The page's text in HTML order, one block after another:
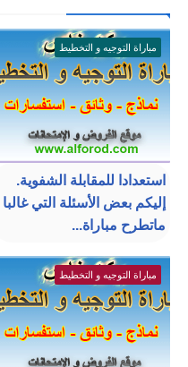
مباراة التوجيه و التخطيط
استعدادا للمقابلة الشفوية.
إليكم بعض الأسئلة التي غالبا
ماتطرح مباراة...
مباراة التوجيه و التخطيط